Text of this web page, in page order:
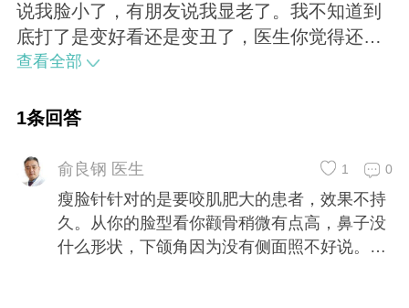
说我脸小了，有朋友说我显老了。我不知道到
底打了是变好看还是变丑了，医生你觉得还需
要打下次吗？请您帮忙看看脸型怎样，如果就
的建议，非常感谢！ 瘦脸针针对的是要咬肌肥
稍微有点高，鼻子没什么形状，下颌角因为没
有侧面照不好说。要想有大的改变建议还是手
查看全部
1条回答
俞良钢 医生 0
1
瘦脸针针对的是要咬肌肥大的患者，效果不持
久。从你的脸型看你颧骨稍微有点高，鼻子没
什么形状，下颌角因为没有侧面照不好说。要